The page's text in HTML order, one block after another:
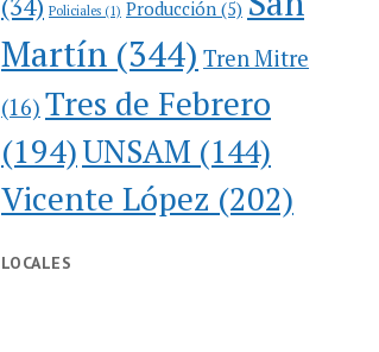
Policiales (1) Producción (5)
Martín (344) Tren Mitre
(16) Tres de Febrero
(194)UNSAM (144)
Vicente López (202)
LOCALES